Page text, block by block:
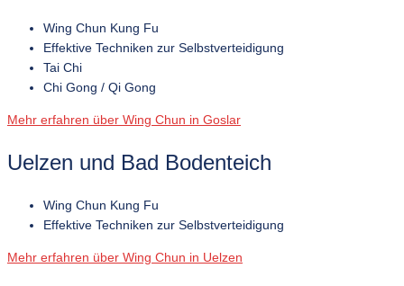
Wing Chun Kung Fu
Effektive Techniken zur Selbstverteidigung
Tai Chi
Chi Gong / Qi Gong
Mehr erfahren über Wing Chun in Goslar
Uelzen und Bad Bodenteich
Wing Chun Kung Fu
Effektive Techniken zur Selbstverteidigung
Mehr erfahren über Wing Chun in Uelzen